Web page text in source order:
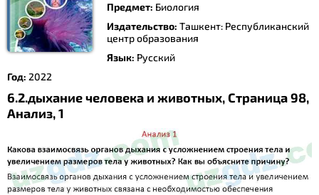
Предмет: Биология
Издательство: Ташкент: Республиканский
центр образования
Язык: Русский
Год: 2022
6.2.дыхание человека и животных, Страница 98,
Анализ, 1